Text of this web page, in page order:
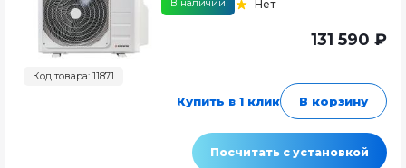
Код товара: 11871
В наличии Нет
131 590 ₽
Купить в 1 клик В корзину
Посчитать с установкой